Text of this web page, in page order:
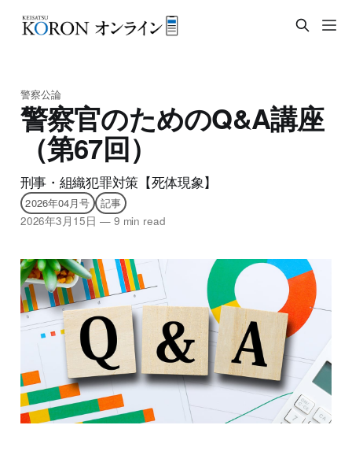
警察公論
警察官のためのQ&A講座
（第67回）
刑事・組織犯罪対策【死体現象】
2026年04月号
記事
2026年3月15日 —9 min read